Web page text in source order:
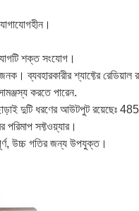
শক্ত সংযোগ।
ব্যবহারকারীর শ্যাফ্টের
করতে পারেন.
দুটি ধরণের আউটপুট রয়েছেঃ 485
পরিমাপ সফ্টওয়্যার।
উচ্চ গতির জন্য উপযুক্ত।